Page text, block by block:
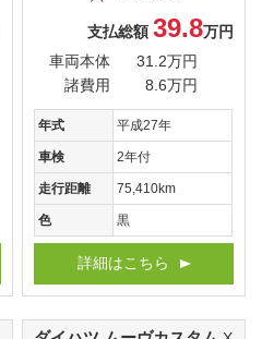
支払総額 39.8万円
車両本体
31.2万円
諸費用
8.6万円
年式 平成27年
車検 2年付
走行距離 75,410km
色 黒
詳細はこちら